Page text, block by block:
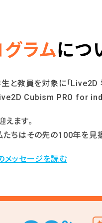
ラムにつ
教員を対象に「Live2D
Cubism PRO for
ます。
ちはその先の100年を⾒
メッセージを読む